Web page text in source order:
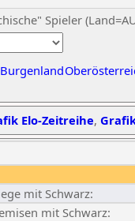
Spieler
Burgenland
Elo-Zeitreihe,
mit Schwarz:
mit Schwarz: